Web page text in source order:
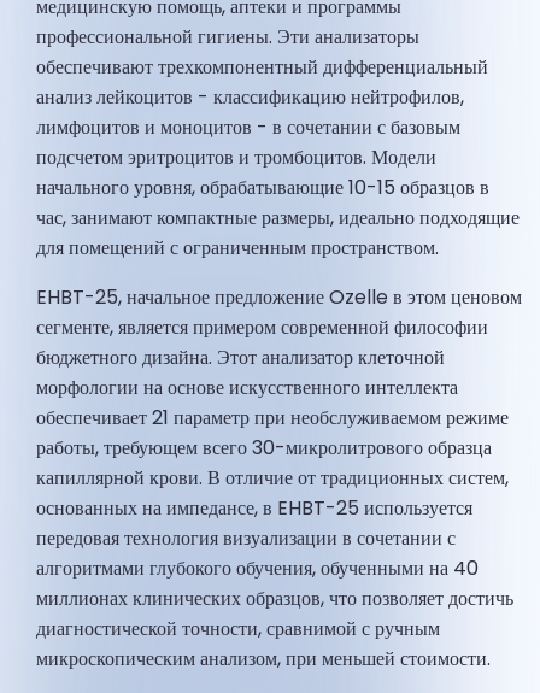
медицинскую помощь, аптеки и программы
профессиональной гигиены. Эти анализаторы
обеспечивают трехкомпонентный дифференциальный
анализ лейкоцитов - классификацию нейтрофилов,
лимфоцитов и моноцитов - в сочетании с базовым
подсчетом эритроцитов и тромбоцитов. Модели
начального уровня, обрабатывающие 10-15 образцов в
час, занимают компактные размеры, идеально подходящие
для помещений с ограниченным пространством.
EHBT-25, начальное предложение Ozelle в этом ценовом
сегменте, является примером современной философии
бюджетного дизайна. Этот анализатор клеточной
морфологии на основе искусственного интеллекта
обеспечивает 21 параметр при необслуживаемом режиме
работы, требующем всего 30-микролитрового образца
капиллярной крови. В отличие от традиционных систем,
основанных на импедансе, в EHBT-25 используется
передовая технология визуализации в сочетании с
алгоритмами глубокого обучения, обученными на 40
миллионах клинических образцов, что позволяет достичь
диагностической точности, сравнимой с ручным
микроскопическим анализом, при меньшей стоимости.